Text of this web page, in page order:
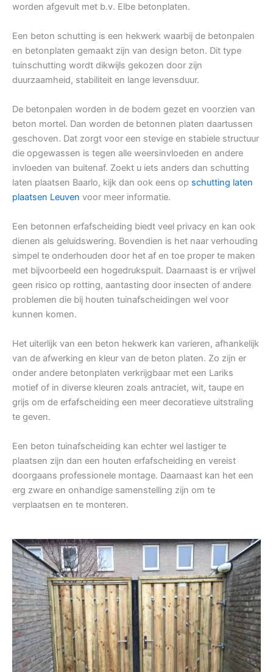
worden afgevult met b.v. Elbe betonplaten.
Een beton schutting is een hekwerk waarbij de betonpalen
en betonplaten gemaakt zijn van design beton. Dit type
tuinschutting wordt dikwijls gekozen door zijn
duurzaamheid, stabiliteit en lange levensduur.
De betonpalen worden in de bodem gezet en voorzien van
beton mortel. Dan worden de betonnen platen daartussen
geschoven. Dat zorgt voor een stevige en stabiele structuur
die opgewassen is tegen alle weersinvloeden en andere
invloeden van buitenaf. Zoekt u iets anders dan schutting
laten plaatsen Baarlo, kijk dan ook eens op schutting laten
plaatsen Leuven voor meer informatie.
Een betonnen erfafscheiding biedt veel privacy en kan ook
dienen als geluidswering. Bovendien is het naar verhouding
simpel te onderhouden door het af en toe proper te maken
met bijvoorbeeld een hogedrukspuit. Daarnaast is er vrijwel
geen risico op rotting, aantasting door insecten of andere
problemen die bij houten tuinafscheidingen wel voor
kunnen komen.
Het uiterlijk van een beton hekwerk kan varieren, afhankelijk
van de afwerking en kleur van de beton platen. Zo zijn er
onder andere betonplaten verkrijgbaar met een Lariks
motief of in diverse kleuren zoals antraciet, wit, taupe en
grijs om de erfafscheiding een meer decoratieve uitstraling
te geven.
Een beton tuinafscheiding kan echter wel lastiger te
plaatsen zijn dan een houten erfafscheiding en vereist
doorgaans professionele montage. Daarnaast kan het een
erg zware en onhandige samenstelling zijn om te
verplaatsen en te monteren.